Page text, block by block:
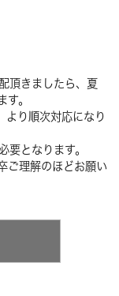
頂きましたら、夏
す。
り順次対応になり
となります。
ご理解のほどお願い